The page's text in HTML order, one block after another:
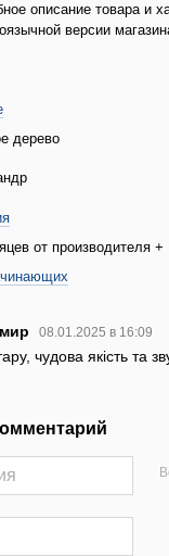
описание товара и
версии
дерево
от производителя
08.01.2025 в 16:09
чудова якість та